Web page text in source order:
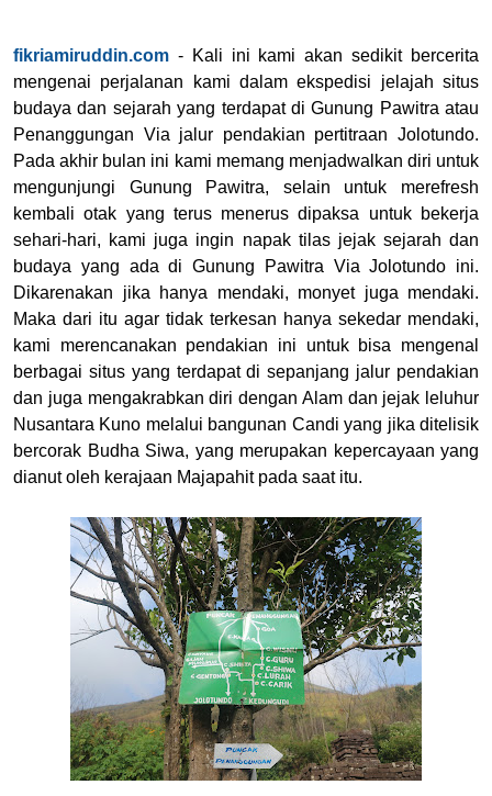
fikriamiruddin.com - Kali ini kami akan sedikit bercerita
mengenai perjalanan kami dalam ekspedisi jelajah situs
budaya dan sejarah yang terdapat di Gunung Pawitra atau
Penanggungan Via jalur pendakian pertitraan Jolotundo.
Pada akhir bulan ini kami memang menjadwalkan diri untuk
mengunjungi Gunung Pawitra, selain untuk merefresh
kembali otak yang terus menerus dipaksa untuk bekerja
sehari-hari, kami juga ingin napak tilas jejak sejarah dan
budaya yang ada di Gunung Pawitra Via Jolotundo ini.
Dikarenakan jika hanya mendaki, monyet juga mendaki.
Maka dari itu agar tidak terkesan hanya sekedar mendaki,
kami merencanakan pendakian ini untuk bisa mengenal
berbagai situs yang terdapat di sepanjang jalur pendakian
dan juga mengakrabkan diri dengan Alam dan jejak leluhur
Nusantara Kuno melalui bangunan Candi yang jika ditelisik
bercorak Budha Siwa, yang merupakan kepercayaan yang
dianut oleh kerajaan Majapahit pada saat itu.